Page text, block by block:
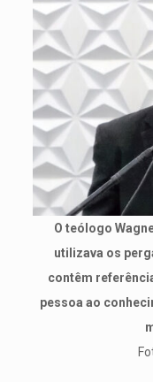
O teólogo
utilizava os
contêm
pessoa ao